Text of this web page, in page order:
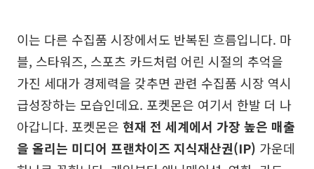
이는 다른 수집품 시장에서도 반복된 흐름입니다. 마
블, 스타워즈, 스포츠 카드처럼 어린 시절의 추억을
가진 세대가 경제력을 갖추면 관련 수집품 시장 역시
급성장하는 모습인데요. 포켓몬은 여기서 한발 더 나
아갑니다. 포켓몬은 현재 전 세계에서 가장 높은 매출
을 올리는 미디어 프랜차이즈 지식재산권(IP) 가운데